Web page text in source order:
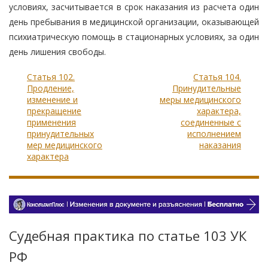
условиях, засчитывается в срок наказания из расчета один
день пребывания в медицинской организации, оказывающей
психиатрическую помощь в стационарных условиях, за один
день лишения свободы.
Статья 102.
Продление,
изменение и
прекращение
применения
принудительных
мер медицинского
характера
Статья 104.
Принудительные
меры медицинского
характера,
соединенные с
исполнением
наказания
Судебная практика по статье 103 УК
РФ